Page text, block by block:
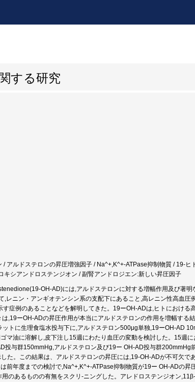
する研究
アルドステロンの昇圧増強因子 / Na^+,K^+-ATPase抑制物質 / 19-ヒ
シアンドロステンジオン / 副腎アンドロジエン:新しい昇圧因子
OH-AD)には,アルドステロンに対する増幅作用及び著明
,レニン・アンギオテンシン系の支配下にあること,高レニン性高血圧
症例のあることなどを解明してきた。19ーOH-ADは,ヒトにおける
,19ーOH-ADの昇圧作用が本当にアルドステロンの作用を増幅する
トに生理食塩水投与下に,アルドステロン500μg単独,19ーOH-AD
マ油に溶解し,皮下注し15週にわたり血圧の変動を検討した。15週に
投与群150mmHg,アルドステロン及び19ー OH-AD投与群200mmHg
た。この結果は、アルドステロンの昇圧には,19-OH-ADが不可欠で
前年度までの検討で,Na^+,K^+-ATPase抑制物質が19ー OH-ADの昇
のあるものの有無をスクリ-ニングした。アレドロステンジオン